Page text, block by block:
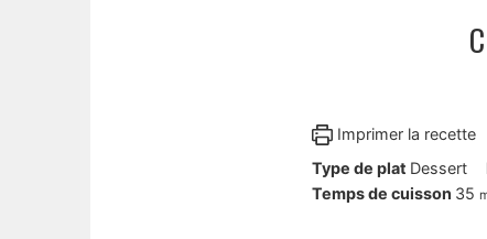
Imprimer la recette
Type de plat Dessert
Temps de cuisson 35